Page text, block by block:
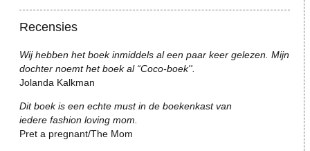
Recensies
Wij hebben het boek inmiddels al een paar keer gelezen. Mijn
dochter noemt het boek al “Coco-boek''.
Jolanda Kalkman
Dit boek is een echte must in de boekenkast van
iedere fashion loving mom.
Pret a pregnant/The Mom